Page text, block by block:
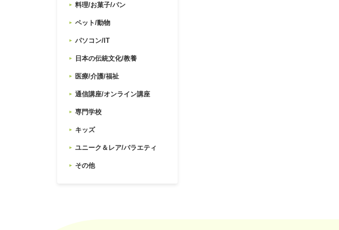
料理/お菓子/パン
ペット/動物
パソコン/IT
日本の伝統文化/教養
医療/介護/福祉
通信講座/オンライン講座
専門学校
キッズ
ユニーク＆レア/バラエティ
その他